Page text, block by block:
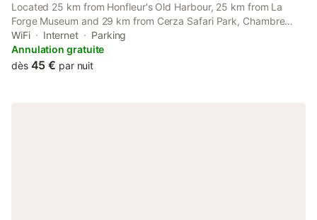
Located 25 km from Honfleur's Old Harbour, 25 km from La
Forge Museum and 29 km from Cerza Safari Park, Chambre
dans le centre historique features accommodation set in Pont-
Audemer.
WiFi Internet
Parking
Annulation gratuite
dès 45 € par nuit